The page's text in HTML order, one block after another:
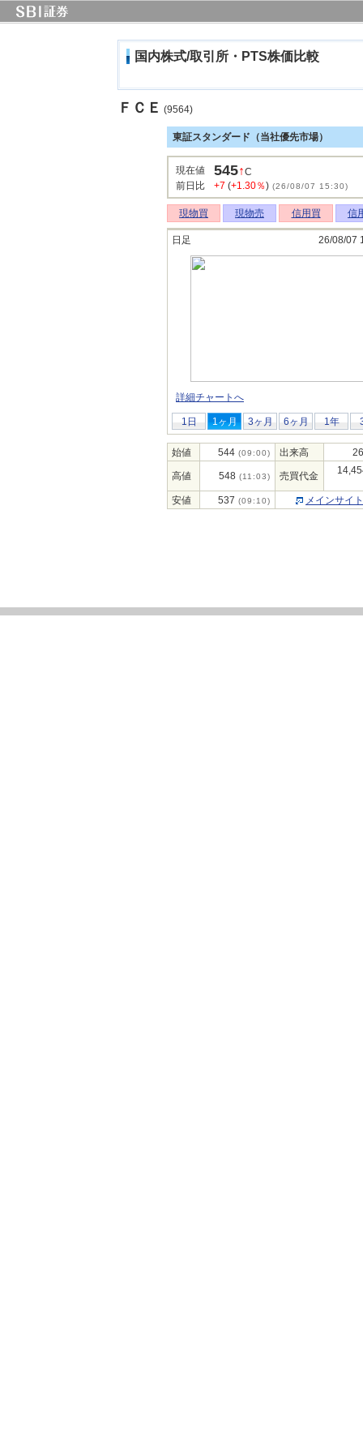
国内株式/取引所・PTS株価比較
ＦＣＥ (9564)
東証スタンダード（当社優先市場）
現在値 545↑C
前日比
+7 (+1.30％) (26/08/07 15:30)
現物買 現物売 信用買 信
日足 26/08/07
詳細チャートへ
1日 1ヶ月 3ヶ月 6ヶ月 1年
始値 544 (09:00) 出来高
高値 548 (11:03) 売買代金
安値 537 (09:10) メインサイ